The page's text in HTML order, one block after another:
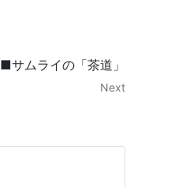
■サムライの「茶道」
Next